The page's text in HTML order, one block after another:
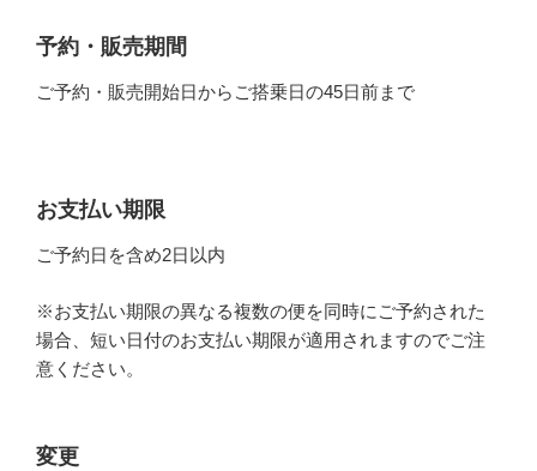
予約・販売期間
ご予約・販売開始日からご搭乗日の45日前まで
お支払い期限
ご予約日を含め2日以内
※お支払い期限の異なる複数の便を同時にご予約された
場合、短い日付のお支払い期限が適用されますのでご注
意ください。
変更